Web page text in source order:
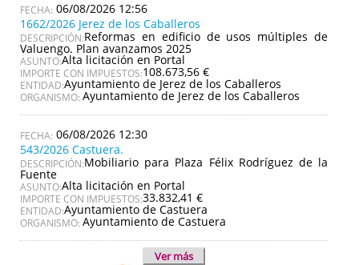
06/08/2026 12:56
1662/2026 Jerez de los Caballeros
DESCRIPCIÓN:Reformas en edificio de usos múltiples de
Valuengo. Plan avanzamos 2025
ASUNTO:Alta licitación en Portal
IMPORTE CON IMPUESTOS:108.673,56 €
ENTIDAD:Ayuntamiento de Jerez de los Caballeros
ORGANISMO: Ayuntamiento de Jerez de los Caballeros
06/08/2026 12:30
543/2026 Castuera.
DESCRIPCIÓN:Mobiliario para Plaza Félix Rodríguez de la
Fuente
ASUNTO:Alta licitación en Portal
IMPORTE CON IMPUESTOS:33.832,41 €
ENTIDAD:Ayuntamiento de Castuera
ORGANISMO: Ayuntamiento de Castuera
Ver más